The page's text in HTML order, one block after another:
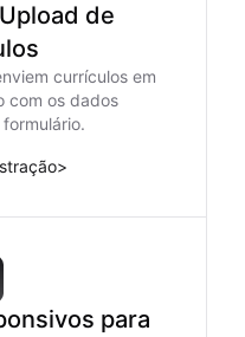
de
currículos em
com os dados
>
para